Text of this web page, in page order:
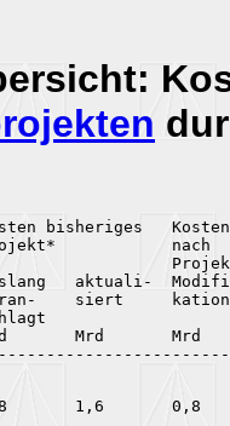
bisheriges   Kosten
nach
aktuali-
siert
Mrd       Mrd